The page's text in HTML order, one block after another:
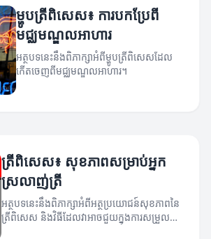
ម្ហូបត្រីពិសេស៖ ការបកប្រែពី
មជ្ឈមណ្ឌលអាហារ
អត្ថបទនេះនឹងពិភាក្សាអំពីម្ហូបត្រីពិសេសដែល
កើតចេញពីមជ្ឈមណ្ឌលអាហារ។
ត្រីពិសេស៖ សុខភាពសម្រាប់អ្នក
ស្រលាញ់ត្រី
អត្ថបទនេះនឹងពិភាក្សាអំពីអត្ថប្រយោជន៍សុខភាពនៃ
ត្រីពិសេស និងវិធីដែលវាអាចជួយក្នុងការសម្រួល
សុខភាពអ្នក។